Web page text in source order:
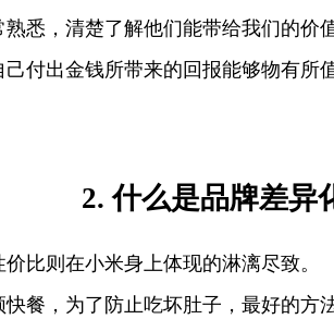
悉，清楚了解他们能带给我们的价
付出金钱所带来的回报能够物有
2. 什么是品牌差异
比则在小米身上体现的淋漓尽致。
餐，为了防止吃坏肚子，最好的方